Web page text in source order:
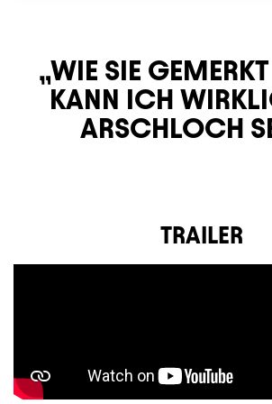
WIE SIE
KANN ICH
ARSCHLOCH
TRAILER